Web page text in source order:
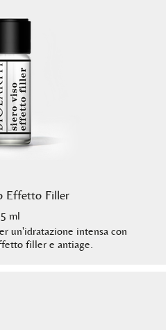
Effetto Filler
5 ml
un'idratazione intensa con
filler e antiage.